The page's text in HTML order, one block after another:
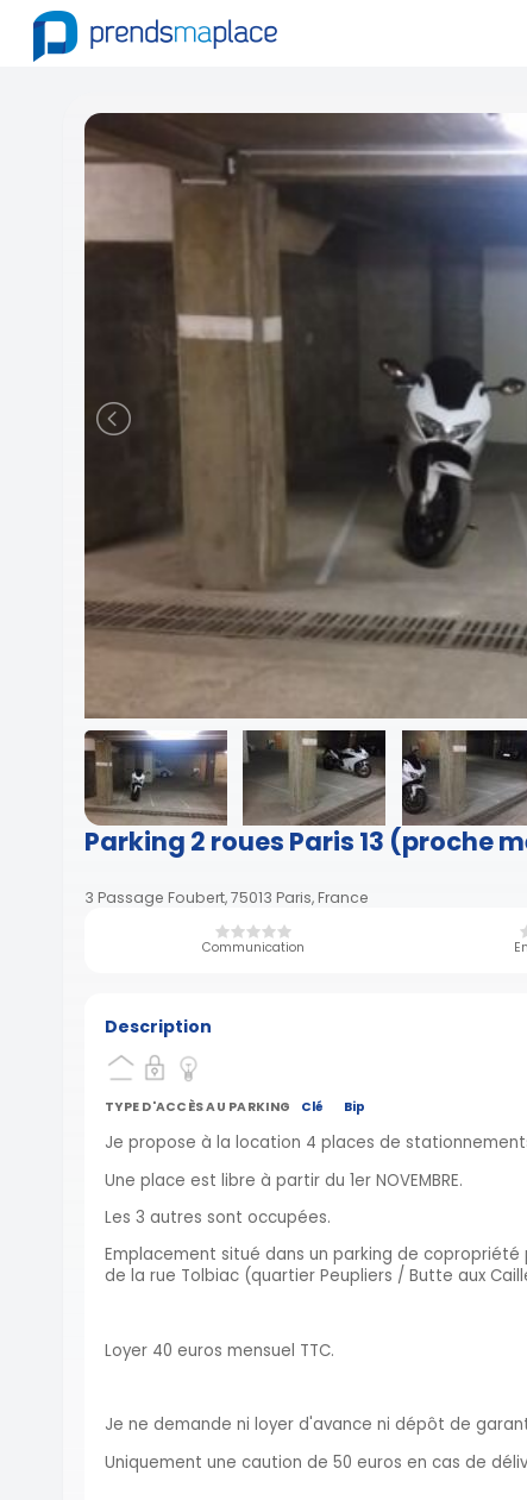
Parking 2 roues Paris 13 (proche
3 Passage Foubert, 75013 Paris, France
Communication
Description
TYPE D'ACCÈS AU PARKING Clé Bip
Je propose à la location 4 places de
Une place est libre à partir du 1er NOVEMBRE.
Les 3 autres sont occupées.
Emplacement situé dans un parking de
de la rue Tolbiac (quartier Peupliers / Butte aux
Loyer 40 euros mensuel TTC.
Je ne demande ni loyer d'avance ni dépôt de
Uniquement une caution de 50 euros en cas de